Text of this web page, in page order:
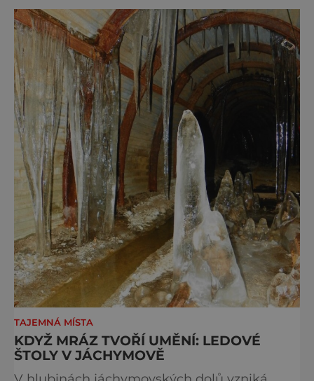
TAJEMNÁ MÍSTA
KDYŽ MRÁZ TVOŘÍ UMĚNÍ: LEDOVÉ
ŠTOLY V JÁCHYMOVĚ